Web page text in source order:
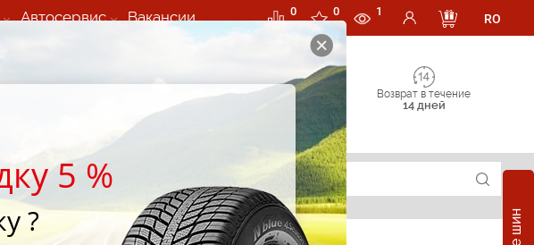
Автосервис Вакансии 0 0 1
RO
Возврат в течение
14 дней
5 %
?